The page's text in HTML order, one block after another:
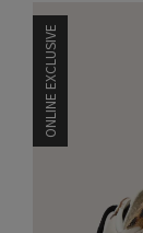
ONLINE EXCLUSIVE